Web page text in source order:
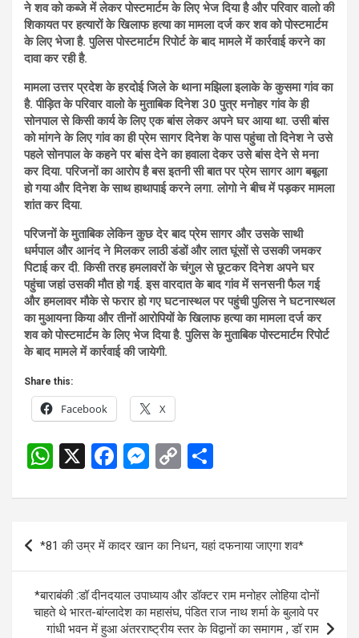
ने शव को कब्जे में लेकर पोस्टमार्टम के लिए भेज दिया है और परिवार वालो की
शिकायत पर हत्यारों के खिलाफ हत्या का मामला दर्ज कर शव को पोस्टमार्टम
के लिए भेजा है. पुलिस पोस्टमार्टम रिपोर्ट के बाद मामले में कार्रवाई करने का
दावा कर रही है.
मामला उत्तर प्रदेश के हरदोई जिले के थाना मझिला इलाके के कुसमा गांव का
है. पीड़ित के परिवार वालो के मुताबिक दिनेश 30 पुत्र मनोहर गांव के ही
सोनपाल से किसी कार्य के लिए एक बांस लेकर अपने घर आया था. उसी बांस
को मांगने के लिए गांव का ही प्रेम सागर दिनेश के पास पहुंचा तो दिनेश ने उसे
पहले सोनपाल के कहने पर बांस देने का हवाला देकर उसे बांस देने से मना
कर दिया. परिजनों का आरोप है बस इतनी सी बात पर प्रेम सागर आग बबूला
हो गया और दिनेश के साथ हाथापाई करने लगा. लोगो ने बीच में पड़कर मामला
शांत कर दिया.
परिजनों के मुताबिक लेकिन कुछ देर बाद प्रेम सागर और उसके साथी
धर्मपाल और आनंद ने मिलकर लाठी डंडों और लात घूंसों से उसकी जमकर
पिटाई कर दी. किसी तरह हमलावरों के चंगुल से छूटकर दिनेश अपने घर
पहुंचा जहां उसकी मौत हो गई. इस वारदात के बाद गांव में सनसनी फैल गई
और हमलावर मौके से फरार हो गए घटनास्थल पर पहुंची पुलिस ने घटनास्थल
का मुआयना किया और तीनों आरोपियों के खिलाफ हत्या का मामला दर्ज कर
शव को पोस्टमार्टम के लिए भेज दिया है. पुलिस के मुताबिक पोस्टमार्टम रिपोर्ट
के बाद मामले में कार्रवाई की जायेगी.
Share this:
Facebook X
W
at
s
A
p
p
X
F
ce
o
o
k
M
se
g
er
C
py
n
k
ar
e
Post
navigation
*81 की उम्र में कादर खान का निधन, यहां दफनाया जाएगा शव*
*बाराबंकी :डॉ दीनदयाल उपाध्याय और डॉक्टर राम मनोहर लोहिया दोनों
चाहते थे भारत-बांग्लादेश का महासंघ, पंडित राज नाथ शर्मा के बुलावे पर
गांधी भवन में हुआ अंतरराष्ट्रीय स्तर के विद्वानों का समागम , डॉ राम